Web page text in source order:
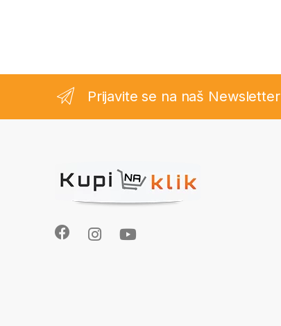
Prijavite se na naš Newsletter